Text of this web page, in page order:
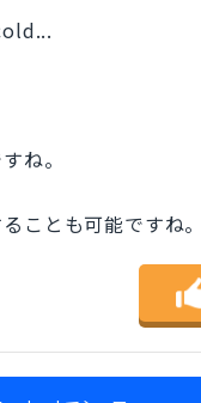
ね。
ことも可能ですね。